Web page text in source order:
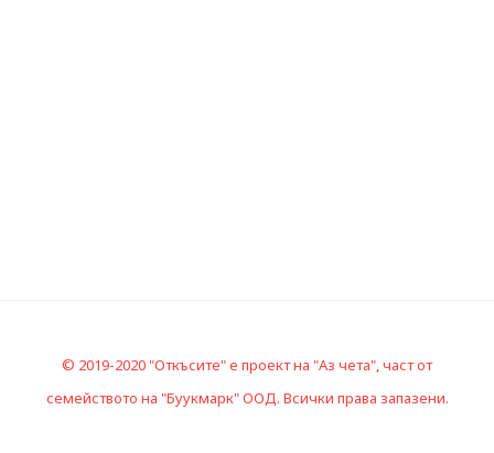
© 2019-2020 "Откъсите" е проект на "Аз чета", част от
семейството на "Буукмарк" ООД. Всички права запазени.